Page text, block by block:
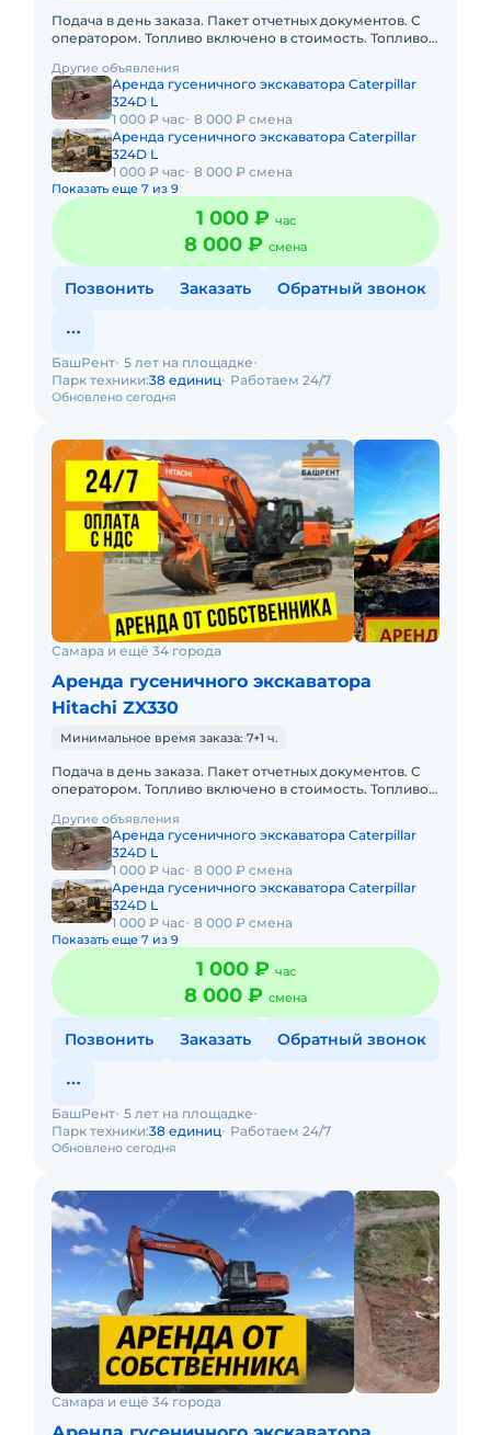
Подача в день заказа. Пакет отчетных документов. С
оператором. Топливо включено в стоимость. Топливо
Краткосрочная а
Другие объявления
Аренда гусеничного экскаватора Caterpillar
324D L
1 000 ₽ час
8 000 ₽ смена
Аренда гусеничного экскаватора Caterpillar
324D L
1 000 ₽ час
8 000 ₽ смена
Показать еще 7 из 9
1 000 ₽ час
8 000 ₽ смена
Позвонить Заказать Обратный звонок
Обновлено сегодня
БашРент 5 лет на площадке
Парк техники:38 единиц Работаем 24/7
Самара и ещё 34 города
Аренда гусеничного экскаватора
Hitachi ZX330
Минимальное время заказа: 7+1 ч.
Подача в день заказа. Пакет отчетных документов. С
оператором. Топливо включено в стоимость. Топливо
Краткосрочная а
Другие объявления
Аренда гусеничного экскаватора Caterpillar
324D L
1 000 ₽ час
8 000 ₽ смена
Аренда гусеничного экскаватора Caterpillar
324D L
1 000 ₽ час
8 000 ₽ смена
Показать еще 7 из 9
1 000 ₽ час
8 000 ₽ смена
Позвонить Заказать Обратный звонок
Обновлено сегодня
БашРент 5 лет на площадке
Парк техники:38 единиц Работаем 24/7
Самара и ещё 34 города